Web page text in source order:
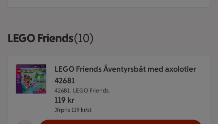
LEGO FriendsVisar 10 stycken
(10)
LEGO Friends Äventyrsbåt med axolotler
42681
42681. LEGO Friends.
119 kr
Jfrpris 119 kr/st